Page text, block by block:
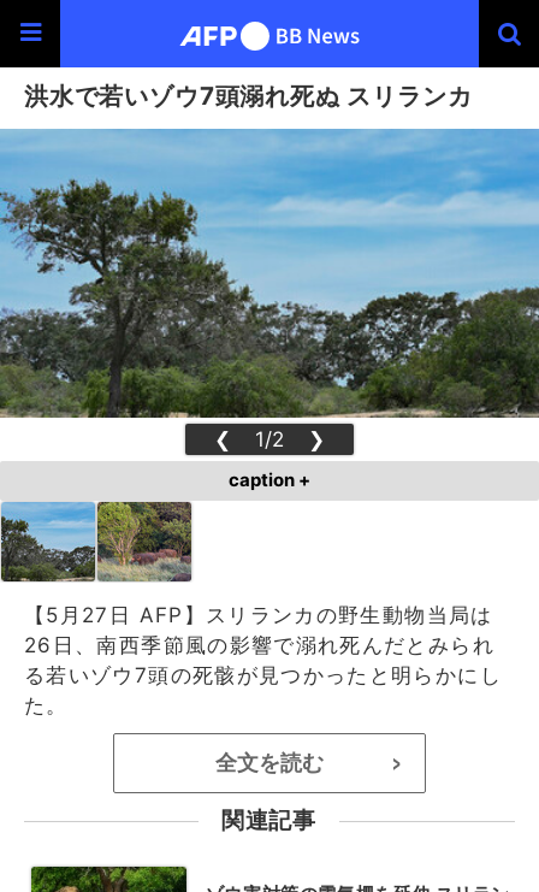
洪水で若いゾウ7頭溺れ死ぬ スリランカ
❮ 1/2 ❯
caption +
【5月27日 AFP】スリランカの野生動物当局は
26日、南西季節風の影響で溺れ死んだとみられ
る若いゾウ7頭の死骸が見つかったと明らかにし
た。
全文を読む >
関連記事